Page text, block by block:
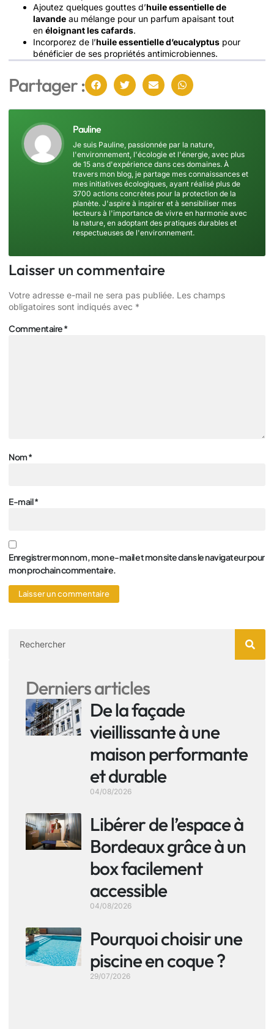
Ajoutez quelques gouttes d’huile essentielle de
lavande au mélange pour un parfum apaisant tout
en éloignant les cafards.
Incorporez de l’huile essentielle d’eucalyptus pour
bénéficier de ses propriétés antimicrobiennes.
Partager :
Pauline
Je suis Pauline, passionnée par la nature,
l'environnement, l'écologie et l'énergie, avec plus
de 15 ans d'expérience dans ces domaines. À
travers mon blog, je partage mes connaissances et
mes initiatives écologiques, ayant réalisé plus de
3700 actions concrètes pour la protection de la
planète. J'aspire à inspirer et à sensibiliser mes
lecteurs à l'importance de vivre en harmonie avec
la nature, en adoptant des pratiques durables et
respectueuses de l'environnement.
Laisser un commentaire
Votre adresse e-mail ne sera pas publiée. Les champs
obligatoires sont indiqués avec *
Commentaire*
Nom*
E-mail*
Enregistrer mon nom, mon e-mail et mon site dans le navigateur pour
mon prochain commentaire.
Derniers articles
De la façade
vieillissante à une
maison performante
et durable
04/08/2026
Libérer de l’espace à
Bordeaux grâce à un
box facilement
accessible
04/08/2026
Pourquoi choisir une
piscine en coque ?
29/07/2026